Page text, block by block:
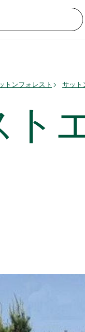
トンフォレスト サット